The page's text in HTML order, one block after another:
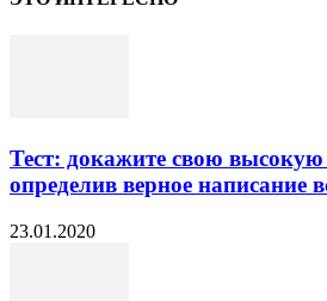
Тест: докажите свою высокую
определив верное написание
23.01.2020